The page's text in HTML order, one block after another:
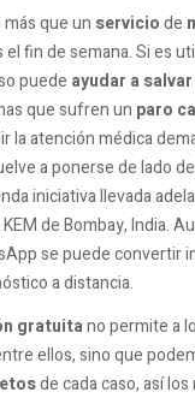
que un serviciode
fin de semana. Si es
puede ayudar a
que sufren un paro
la atención médica
a ponerse de lado
iniciativa llevada
de Bombay, India.
se puede convertir
a distancia.
gratuitano permite a
ellos, sino que
de cada caso, así